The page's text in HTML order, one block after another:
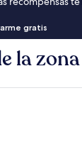
gratis
la zona